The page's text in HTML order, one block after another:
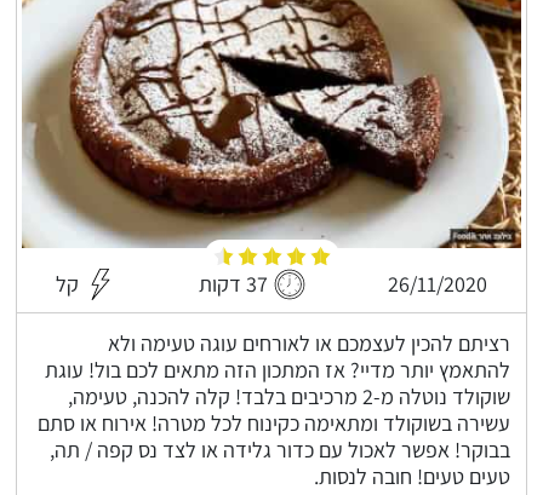
26/11/2020 37 דקות קל
רציתם להכין לעצמכם או לאורחים עוגה טעימה ולא
להתאמץ יותר מדיי? אז המתכון הזה מתאים לכם בול! עוגת
שוקולד נוטלה מ-2 מרכיבים בלבד! קלה להכנה, טעימה,
עשירה בשוקולד ומתאימה כקינוח לכל מטרה! אירוח או סתם
בבוקר! אפשר לאכול עם כדור גלידה או לצד נס קפה / תה,
טעים טעים! חובה לנסות.